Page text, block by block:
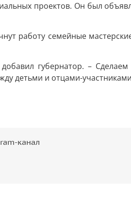
проектов. Он был
работу семейные
губернатор. – Сделаем
детьми и отцами-
канал